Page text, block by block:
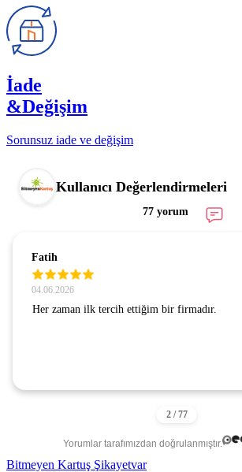
İade
&Değişim
Sorunsuz iade ve değişim
Kullanıcı Değerlendirmeleri
77 yorum
Fatih
04.06.2026
Her zaman ilk tercih ettiğim bir firmadır.
Yorumlar tarafımızdan doğrulanmıştır.
Bitmeyen Kartuş Şikayetvar